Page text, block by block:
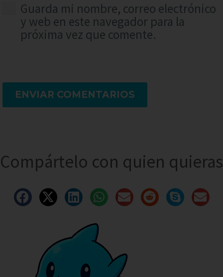
Guarda mi nombre, correo electrónico
y web en este navegador para la
próxima vez que comente.
ENVIAR COMENTARIOS
Compártelo con quien quieras